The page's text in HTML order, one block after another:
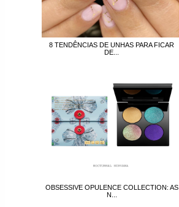
8 TENDÊNCIAS DE UNHAS PARA FICAR
DE...
OBSESSIVE OPULENCE COLLECTION: AS
N...